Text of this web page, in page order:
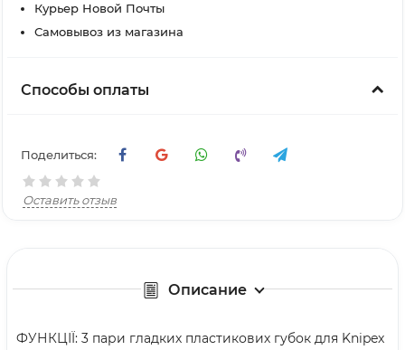
Курьер Новой Почты
Самовывоз из магазина
Способы оплаты
Поделиться:
Оставить отзыв
Описание
ФУНКЦІЇ: 3 пари гладких пластикових губок для Knipex